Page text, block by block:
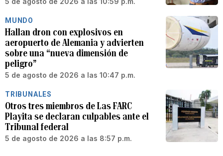
MUNDO
Hallan dron con explosivos en
aeropuerto de Alemania y advierten
sobre una “nueva dimensión de
peligro”
5 de agosto de 2026 a las 10:47 p.m.
TRIBUNALES
Otros tres miembros de Las FARC
Playita se declaran culpables ante el
Tribunal federal
5 de agosto de 2026 a las 8:57 p.m.